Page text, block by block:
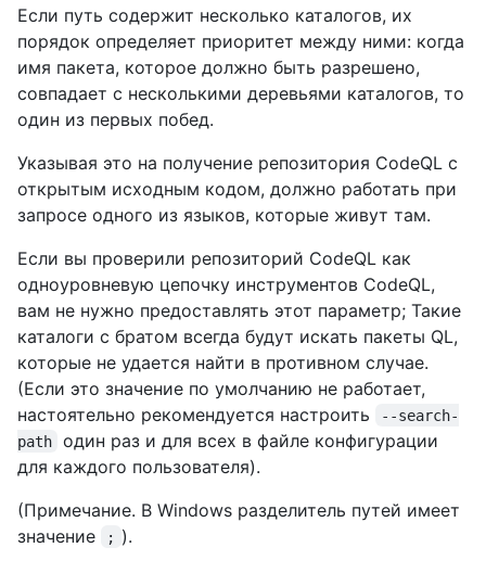
Если путь содержит несколько каталогов, их
порядок определяет приоритет между ними: когда
имя пакета, которое должно быть разрешено,
совпадает с несколькими деревьями каталогов, то
один из первых побед.
Указывая это на получение репозитория CodeQL с
открытым исходным кодом, должно работать при
запросе одного из языков, которые живут там.
Если вы проверили репозиторий CodeQL как
одноуровневую цепочку инструментов CodeQL,
вам не нужно предоставлять этот параметр; Такие
каталоги с братом всегда будут искать пакеты QL,
которые не удается найти в противном случае.
(Если это значение по умолчанию не работает,
настоятельно рекомендуется настроить
--search-
path
один раз и для всех в файле конфигурации
для каждого пользователя).
(Примечание. В Windows разделитель путей имеет
значение
; ).